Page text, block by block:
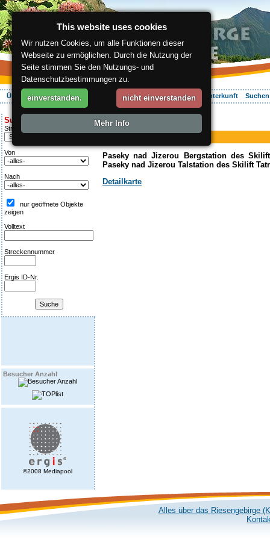
Über die Region Aktiv Erleben Entspannung Ihr Urlaub Unterkunft
Suche:
Streckentipp
Von
Nach
nur geöffnete Objekte
zeigen
Volltext
Streckennummer
Ergis ID-Nr.
Besucher Anzahl
©2008 Mediapool
ergis.cz>Aktiv Erleben> II.
Piste
II.
Paseky nad Jizerou Bergstation des
Paseky nad Jizerou Talstation des Skilift
Detailkarte
Alles über das Riesengebirge
This website uses cookies
Wir nutzen Cookies, um alle Funktionen dieser
Webseite zu ermöglichen. Durch die Nutzung der
Seite stimmen Sie den Nutzungs- und
Datenschutzbestimmungen zu.
einverstanden. nicht einverstanden
Mehr Info